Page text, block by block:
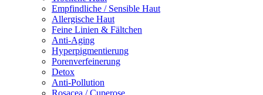
Empfindliche / Sensible Haut
Allergische Haut
Feine Linien & Fältchen
Anti-Aging
Hyperpigmentierung
Porenverfeinerung
Detox
Anti-Pollution
Rosacea / Cuperose